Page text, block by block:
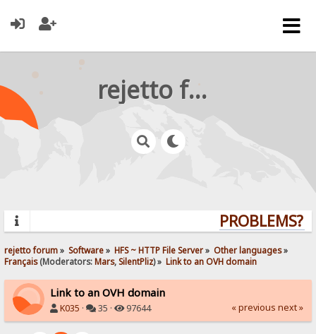
rejetto forum
PROBLEMS?
rejetto forum» Software» HFS ~ HTTP File Server» Other languages»
Français(Moderators:Mars,SilentPliz) » Link to an OVH domain
Link to an OVH domain
K035 · 35 · 97644 « previous next »